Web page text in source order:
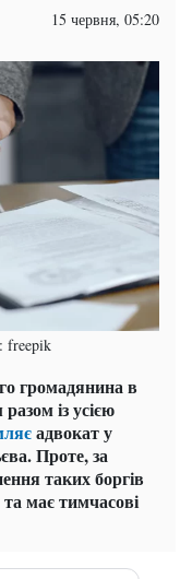
15 червня, 05:20
freepik
громадянина в
із усією
адвокат у
Проте, за
таких боргів
має тимчасові